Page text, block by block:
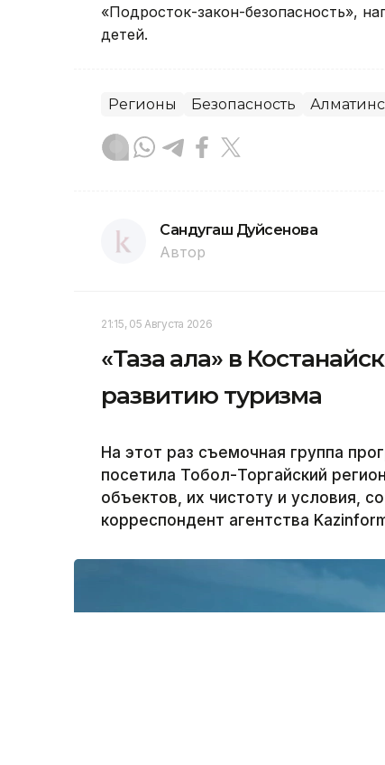
«Подросток-закон-безопасность»,
детей.
Регионы Безопасность
Сандугаш Дуйсенова
Автор
21:15, 05 Августа 2026
«Таза қала» в
развитию туризма
На этот раз съемочная группа
посетила Тобол-Торгайский
объектов, их чистоту и условия,
корреспондент агентства